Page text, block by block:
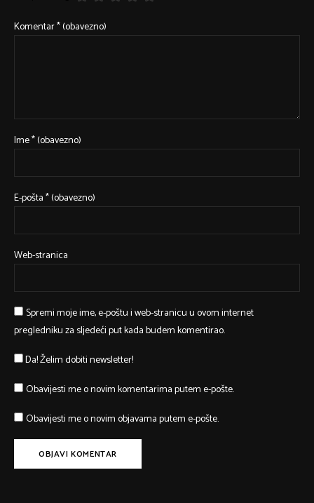
Komentar* (obavezno)
Ime* (obavezno)
E-pošta* (obavezno)
Web-stranica
Spremi moje ime, e-poštu i web-stranicu u ovom internet
pregledniku za sljedeći put kada budem komentirao.
Da! Želim dobiti newsletter!
Obavijesti me o novim komentarima putem e-pošte.
Obavijesti me o novim objavama putem e-pošte.